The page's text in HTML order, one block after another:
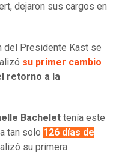
dejaron sus cargos en
del Presidente Kast se
su primer cambio
retorno a la
Bachelet tenía este
tan solo 126 días de
su primera